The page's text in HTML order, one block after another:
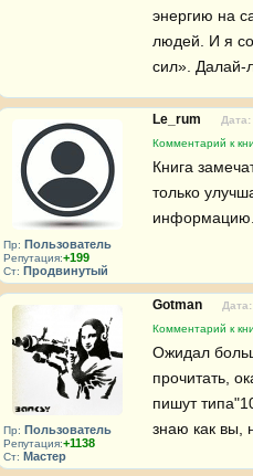
энергию на
людей. И я
сил». Далай-
Пр: Пользователь
Репутация:+199
Ст: Продвинутый
Le_rum
Комментарий к
Книга
только
информацию.
Пр: Пользователь
Репутация:+1138
Ст: Мастер
Gotman
Комментарий к
Ожидал
прочитать,
пишут
знаю как вы,